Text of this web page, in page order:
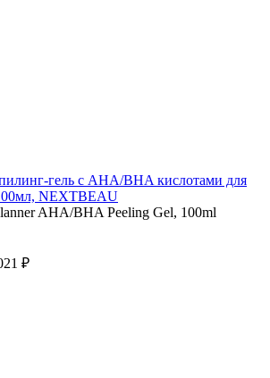
гель с AHA/BHA кислотами для
NEXTBEAU
AHA/BHA Peeling Gel, 100ml
₽